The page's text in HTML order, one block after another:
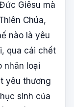
Giêsu mà
Chúa,
nào là yêu
qua cái chết
nhân loại
yêu thương
sinh của